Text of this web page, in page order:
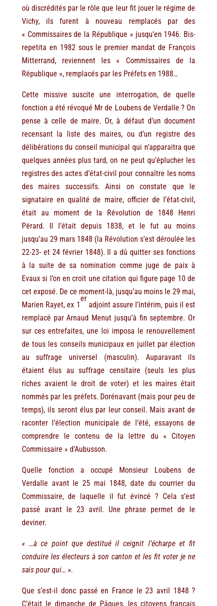
où discrédités par le rôle que leur fit jouer le régime de
Vichy, ils furent à nouveau remplacés par des
« Commissaires de la République » jusqu’en 1946. Bis-
repetita en 1982 sous le premier mandat de François
Mitterrand, reviennent les « Commissaires de la
République », remplacés par les Préfets en 1988…
Cette missive suscite une interrogation, de quelle
fonction a été révoqué Mr de Loubens de Verdalle ? On
pense à celle de maire. Or, à défaut d’un document
recensant la liste des maires, ou d’un registre des
délibérations du conseil municipal qui n’apparaitra que
quelques années plus tard, on ne peut qu’éplucher les
registres des actes d’état-civil pour connaître les noms
des maires successifs. Ainsi on constate que le
signataire en qualité de maire, officier de l’état-civil,
était au moment de la Révolution de 1848 Henri
Pérard. Il l’était depuis 1838, et le fut au moins
jusqu’au 29 mars 1848 (la Révolution s’est déroulée les
22-23- et 24 février 1848). Il a dû quitter ses fonctions
à la suite de sa nomination comme juge de paix à
Evaux si l’on en croit une citation qui figure page 10 de
cet exposé. De ce moment-là, jusqu’au moins le 29 mai,
Marien Rayet, ex 1
er
adjoint assure l’intérim, puis il est
remplacé par Arnaud Menut jusqu’à fin septembre. Or
sur ces entrefaites, une loi imposa le renouvellement
de tous les conseils municipaux en juillet par élection
au suffrage universel (masculin). Auparavant ils
étaient élus au suffrage censitaire (seuls les plus
riches avaient le droit de voter) et les maires était
nommés par les préfets. Dorénavant (mais pour peu de
temps), ils seront élus par leur conseil. Mais avant de
raconter l’élection municipale de l’été, essayons de
comprendre le contenu de la lettre du « Citoyen
Commissaire » d’Aubusson.
Quelle fonction a occupé Monsieur Loubens de
Verdalle avant le 25 mai 1848, date du courrier du
Commissaire, de laquelle il fut évincé ? Cela s’est
passé avant le 23 avril. Une phrase permet de le
deviner.
« …à ce point que destitué il ceignit l’écharpe et fit
conduire les électeurs à son canton et les fit voter je ne
sais pour qui… ».
Que s’est-il donc passé en France le 23 avril 1848 ?
C’était le dimanche de Pâques, les citoyens français